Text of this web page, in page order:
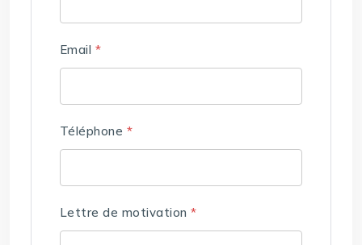
Email *
Téléphone *
Lettre de motivation*